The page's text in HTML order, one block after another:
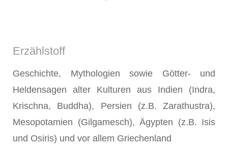
Erzählstoff
Geschichte, Mythologien sowie Götter- und
Heldensagen alter Kulturen aus Indien (Indra,
Krischna, Buddha), Persien (z.B. Zarathustra),
Mesopotamien (Gilgamesch), Ägypten (z.B. Isis
und Osiris) und vor allem Griechenland